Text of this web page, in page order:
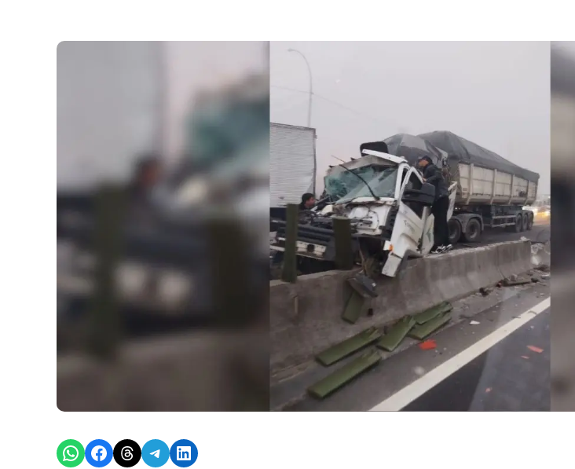
Share on WhatsApp
Share on Facebook
Share on Threads
Share on Telegram
Share on LinkedIn